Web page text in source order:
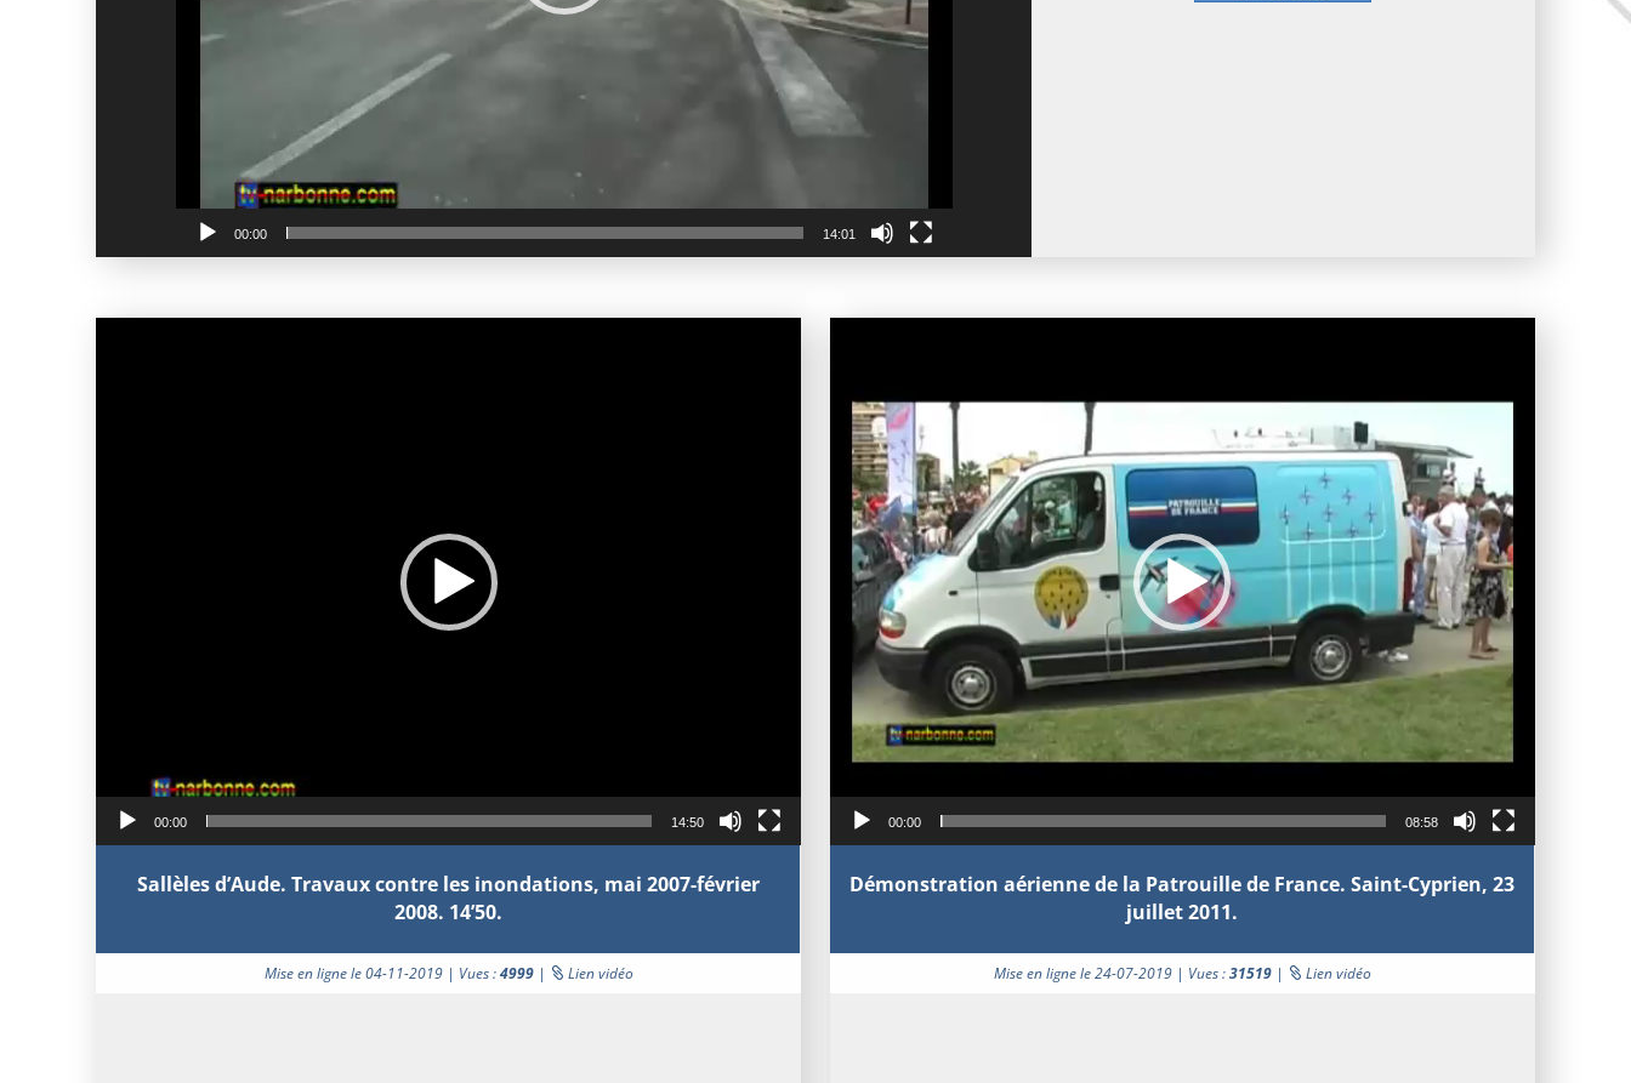
00:00 14:01
00:00 14:50
Sallèles d’Aude. Travaux contre les inondations, mai 2007-février
2008. 14’50.
Mise en ligne le 04-11-2019 | Vues :4999| Lien vidéo
00:00 08:58
Démonstration aérienne de la Patrouille de France. Saint-Cyprien, 23
juillet 2011.
Mise en ligne le 24-07-2019 | Vues :31519| Lien vidéo